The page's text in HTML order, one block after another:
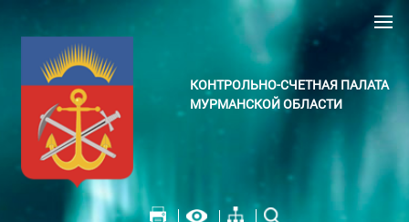
КОНТРОЛЬНО-СЧЕТНАЯ ПАЛАТА
МУРМАНСКОЙ ОБЛАСТИ